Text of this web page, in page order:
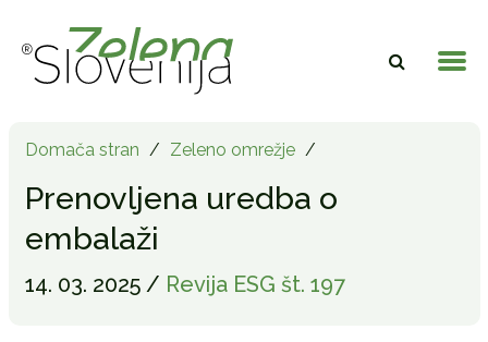
Domača stran / Zeleno omrežje /
Prenovljena uredba o
embalaži
14. 03. 2025 / Revija ESG št. 197